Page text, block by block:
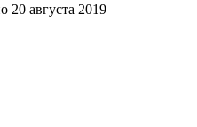
20 августа 2019